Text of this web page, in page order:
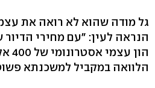
גל מודה שהוא לא רואה את
הנראה לעין: "עם מחירי הדיור
הלוואה במקביל למשכנתא